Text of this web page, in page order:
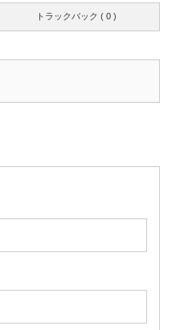
トラックバック ( 0 )